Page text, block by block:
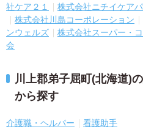
社ケア２１
株式会社ニチイケア
株式会社川島コーポレーション
ンウェルズ
株式会社スーパー・
会
川上郡弟子屈町(北海道)
から探す
介護職・ヘルパー 看護助手